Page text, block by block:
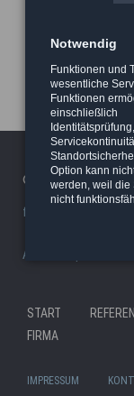
© 2026 Haeger
facility/studio
AP8actionpact
START
FIRMA
überspringen
IMPRESSUM
Notwendig
Funktionen und
wesentliche
Funktionen
einschließlich
Identitätsprüfung,
Option kann
werden, weil die
nicht